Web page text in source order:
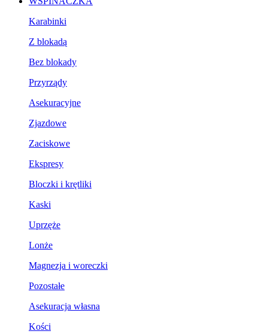
Karabinki
Z blokadą
Bez blokady
Przyrządy
Asekuracyjne
Zjazdowe
Zaciskowe
Ekspresy
Bloczki i krętliki
Kaski
Uprzęże
Lonże
Magnezja i woreczki
Pozostałe
Asekuracja własna
Kości